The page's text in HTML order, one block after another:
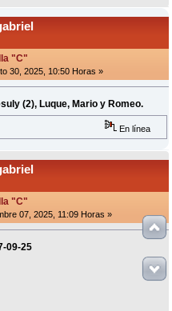
"C"
30, 2025, 10:50 Horas »
(2), Luque, Mario y Romeo.
En línea
"C"
07, 2025, 11:09 Horas »
09-25